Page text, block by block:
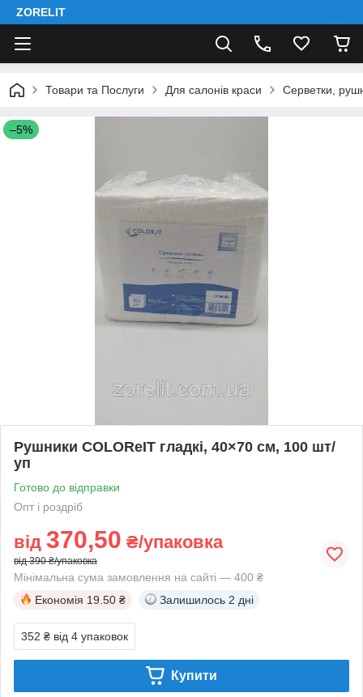
ZORELIT
Товари та Послуги Для салонів краси Серветки,
–5%
Рушники COLOReIT гладкі, 40×70 см, 100 шт/
уп
Готово до відправки
Опт і роздріб
від 370,50 ₴/упаковка
від 390 ₴/упаковка
Мінімальна сума замовлення на сайті — 400 ₴
Економія 19.50 ₴ Залишилось 2 дні
352 ₴ від 4 упаковок
Купити